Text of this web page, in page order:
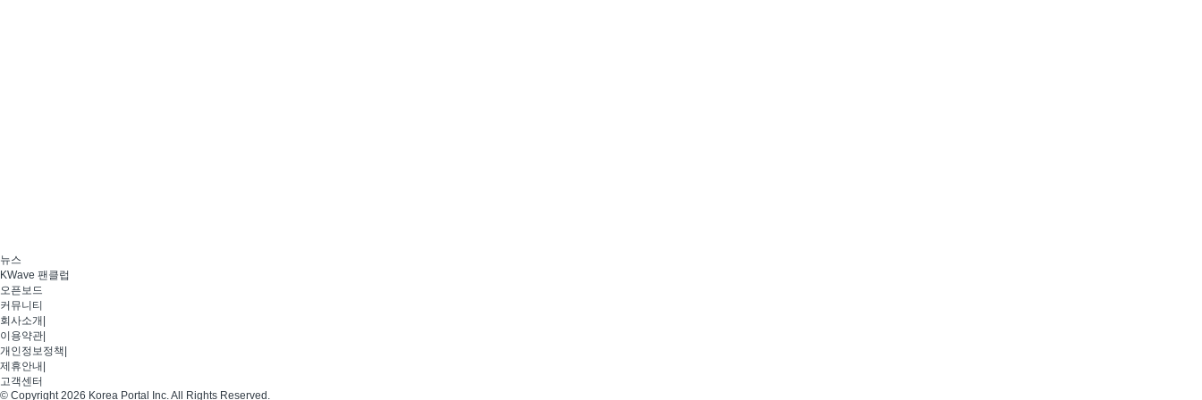
뉴스
KWave 팬클럽
오픈보드
커뮤니티
회사소개
이용약관
개인정보정책
제휴안내
고객센터
© Copyright 2026 Korea Portal Inc. All Rights Reserved.